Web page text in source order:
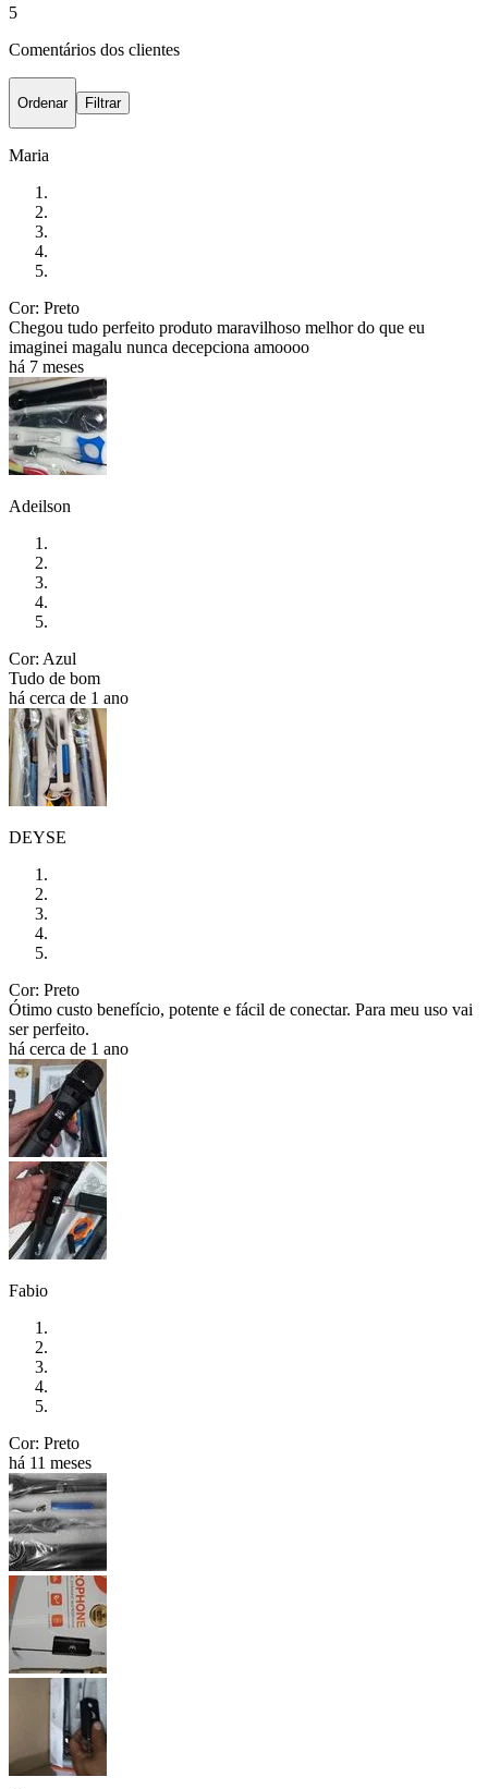
5
Comentários dos clientes
Ordenar Filtrar
Maria
Cor: Preto
Chegou tudo perfeito produto maravilhoso melhor do que eu
imaginei magalu nunca decepciona amoooo
há 7 meses
Adeilson
Cor: Azul
Tudo de bom
há cerca de 1 ano
DEYSE
Cor: Preto
Ótimo custo benefício, potente e fácil de conectar. Para meu uso vai
ser perfeito.
há cerca de 1 ano
Fabio
Cor: Preto
há 11 meses